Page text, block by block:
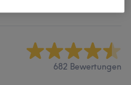
682 Bewertungen